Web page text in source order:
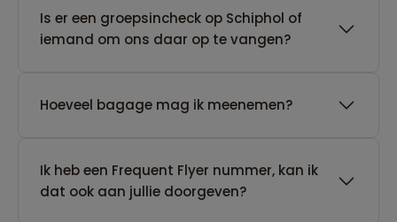
Is er een groepsincheck op Schiphol of
iemand om ons daar op te vangen?
Hoeveel bagage mag ik meenemen?
Ik heb een Frequent Flyer nummer, kan ik
dat ook aan jullie doorgeven?